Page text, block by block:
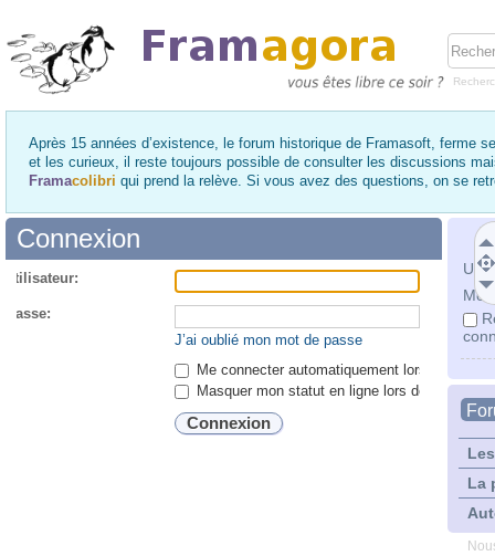
Après 15 années d’existence, le forum historique de Framasoft, ferme
et les curieux, il reste toujours possible de consulter les discussions
Framacolibri qui prend la relève. Si vous avez des questions, on se
Mot
La
Connexion
passe:
J’ai oublié mon mot de passe
Me connecter automatiquement lors de
Masquer mon statut en ligne lors de cette